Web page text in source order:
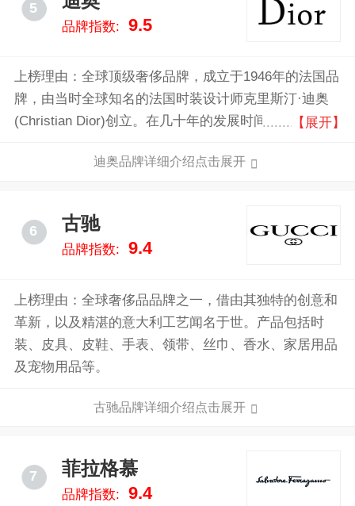
5
品牌指数: 9.5
上榜理由：全球顶级奢侈品牌，成立于1946年的法国品
牌，由当时全球知名的法国时装设计师克里斯汀·迪奥
(Christian Dior)创立。在几十年的发展时间里，迪奥虽
装、珠宝、香水、手表、护肤、彩妆领域一直是优雅与
【展开】
迪奥品牌详细介绍点击展开
6 古驰
品牌指数: 9.4
上榜理由：全球奢侈品品牌之一，借由其独特的创意和
革新，以及精湛的意大利工艺闻名于世。产品包括时
装、皮具、皮鞋、手表、领带、丝巾、香水、家居用品
及宠物用品等。
古驰品牌详细介绍点击展开
7 菲拉格慕
品牌指数: 9.4